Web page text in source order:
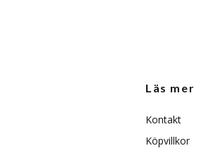
Läs mer
Kontakt
Köpvillkor